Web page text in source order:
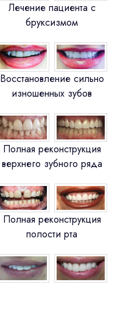
Лечение пациента с
бруксизмом
Восстановление сильно
изношенных зубов
Полная реконструкция
верхнего зубного ряда
Полная реконструкция
полости рта